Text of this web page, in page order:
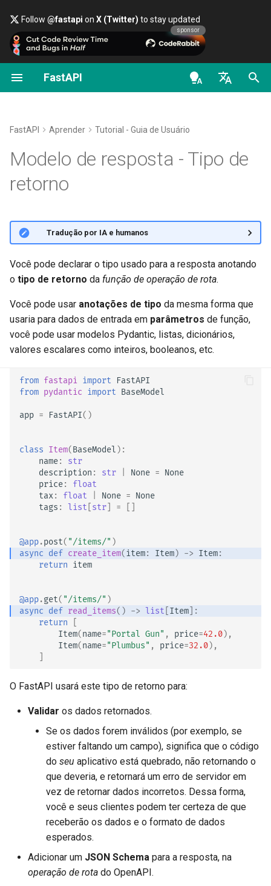
Follow @fastapi on X (Twitter) to stay updated
sponsor
FastAPI
de - Deutsch
es - español
ko - 한국어
pt - português
ru - русский язык
tr - Türkçe
uk - українська мова
zh - 简体中文
Parâmetro response_model
entrada
Adicione um modelo de saída
Retorno
Tipo de Retorno e Filtragem de
Dados
Anotações de tipo e
ferramentas
Filtragem de dados FastAPI
Veja na documentação
retorno
Retorne uma Response
diretamente
Anote uma subclasse de
Response
Anotações de Tipo de Retorno
Inválido
Parâmetros de codificação do
modelo de resposta
Use o parâmetro
Dados com os mesmos
valores que os padrões
response_model_include e
response_model_exclude
Usando list s em vez de
set
Recapitulação
Classes como Dependências
decoradores de operações
Dependências com yield
Segurança - Primeiros
Obter Usuário Atual
Simples OAuth2 com senha e
JWT
Transmitir dados
Operação de Rota
Códigos de status adicionais
Retornando uma Resposta
Resposta Personalizada -
HTML, Stream, File e outras
Retornos Adicionais no
Cookies de Resposta
Cabeçalhos de resposta
Retorno - Altere o Código de
Status
Dependências avançadas
Segurança Avançada
Escopos OAuth2
Utilizando o Request
diretamente
Middleware Avançado
Atrás de um Proxy
Eventos de lifespan
Testando WebSockets
Testando eventos: lifespan e
inicialização - encerramento
Testando Dependências com
Sobreposições
Testes Assíncronos
Sobre as versões do FastAPI
Manualmente
Implantar FastAPI em
provedores de nuvem
Uvicorn com Trabalhadores
FastAPI em contêineres -
Docker
Geral - Como Fazer -
Migrar do Pydantic v1 para o
OpenAPI condicional
Extendendo o OpenAPI
Esquemas OpenAPI
Separados para Entrada e
Saída ou Não
Personalizados para a UI de
Documentação (Hospedagem
Testando a Base de Dados
Usar antigos códigos de
status de erro de
FastAPI class
Dependencies - Depends()
and Security()
Background Tasks -
BackgroundTasks
WebSockets
HTTPConnection class
Response class
Custom Response Classes -
File, HTML, Redirect,
Streaming, etc.
Server-Sent Events -
EventSourceResponse and
ServerSentEvent
Middleware
OpenAPI docs
Security Tools
Encoders - jsonable_encoder
Templating - Jinja2Templates
Test Client - TestClient
FastAPI People
External Links
FastAPI and friends
newsletter
Alternativas, Inspiração e
História, Design e Futuro
Benchmarks
Repository Management
FastAPI Aprender Tutorial - Guia de Usuário
Modelo de resposta - Tipo de
retorno
🌐 Tradução por IA e humanos
Você pode declarar o tipo usado para a resposta anotando
o tipo de retorno da função de operação de rota.
Você pode usar anotações de tipo da mesma forma que
usaria para dados de entrada em parâmetros de função,
você pode usar modelos Pydantic, listas, dicionários,
valores escalares como inteiros, booleanos, etc.
from fastapi import
FastAPI
from pydantic import BaseModel
app = FastAPI()
class Item(BaseModel ):
name:
str
description : str None = None
price:
float
tax: float None = None
tags : list str =
@app.post( "/items/" )
async def create_item(item: Item) -> Item:
return item
@app.get( "/items/" )
async def read_items() -> list Item ]:
return
Item(name="Portal Gun" , price=42.0),
Item(name="Plumbus" , price=32.0),
O FastAPI usará este tipo de retorno para:
Validar os dados retornados.
Se os dados forem inválidos (por exemplo, se
estiver faltando um campo), significa que o código
do seu aplicativo está quebrado, não retornando o
que deveria, e retornará um erro de servidor em
vez de retornar dados incorretos. Dessa forma,
você e seus clientes podem ter certeza de que
receberão os dados e o formato de dados
esperados.
Adicionar um JSON Schema para a resposta, na
operação de rota do OpenAPI.